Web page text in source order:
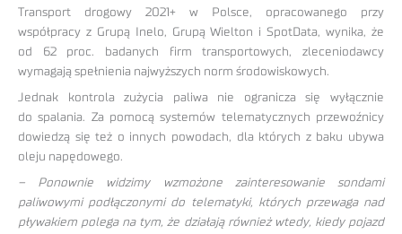
Transport drogowy 2021+ w Polsce, opracowanego przy
współpracy z Grupą Inelo, Grupą Wielton i SpotData, wynika, że
od 62 proc. badanych firm transportowych, zleceniodawcy
wymagają spełnienia najwyższych norm środowiskowych.
Jednak kontrola zużycia paliwa nie ogranicza się wyłącznie
do spalania. Za pomocą systemów telematycznych przewoźnicy
dowiedzą się też o innych powodach, dla których z baku ubywa
oleju napędowego.
– Ponownie widzimy wzmożone zainteresowanie sondami
paliwowymi podłączonymi do telematyki, których przewaga nad
pływakiem polega na tym, że działają również wtedy, kiedy pojazd